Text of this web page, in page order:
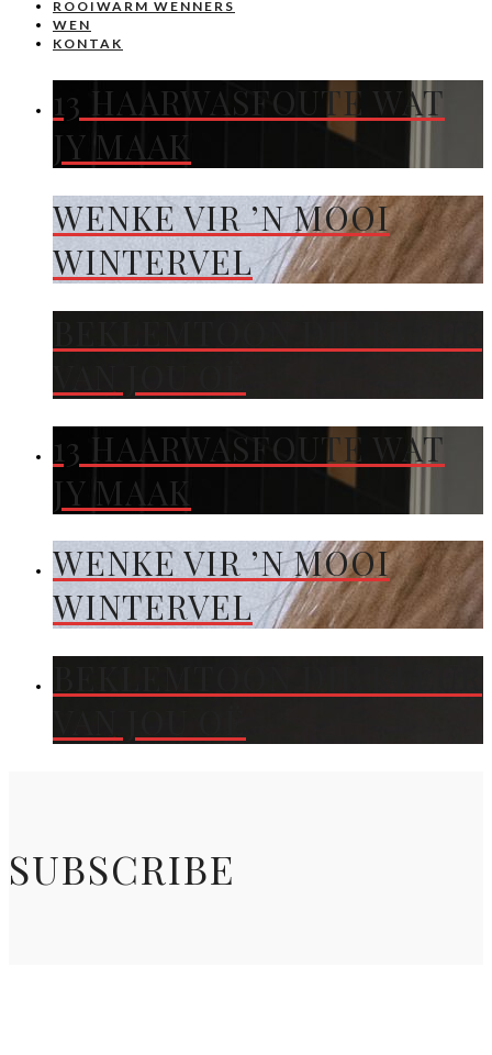
ROOIWARM WENNERS
WEN
KONTAK
13 HAARWASFOUTE WAT
JY MAAK
WENKE VIR ’N MOOI
WINTERVEL
13 HAARWASFOUTE WAT
JY MAAK
WENKE VIR ’N MOOI
WINTERVEL
SUBSCRIBE